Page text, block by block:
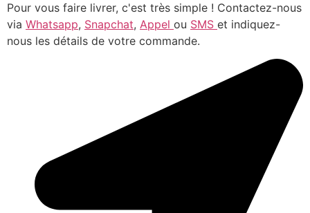
Pour vous faire livrer, c'est très simple ! Contactez-nous
via Whatsapp, Snapchat, Appel ou SMS et indiquez-
nous les détails de votre commande.